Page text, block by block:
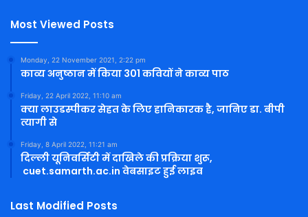
Most Viewed Posts
Monday, 22 November 2021, 2:22 pm
काव्य अनुष्ठान में किया 301 कवियों ने काव्य पाठ
Friday, 22 April 2022, 11:10 am
क्या लाउडस्पीकर सेहत के लिए हानिकारक है, जानिए डा. बीपी
त्यागी से
Friday, 8 April 2022, 11:21 am
दिल्ली यूनिवर्सिटी में दाखिले की प्रक्रिया शुरू,
cuet.samarth.ac.in वेबसाइट हुई लाइव
Last Modified Posts